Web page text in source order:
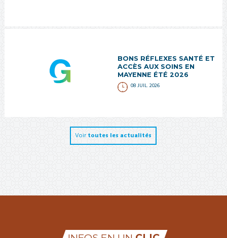
BONS RÉFLEXES SANTÉ ET
ACCÈS AUX SOINS EN
MAYENNE ÉTÉ 2026
08 JUIL. 2026
Voir toutes les actualités